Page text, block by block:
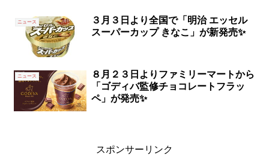
ニュース
３月３日より全国で「明治 エッセル
スーパーカップ きなこ」が新発売✨
ニュース
８月２３日よりファミリーマートから
「ゴディバ監修チョコレートフラッ
ペ」が発売✨
スポンサーリンク